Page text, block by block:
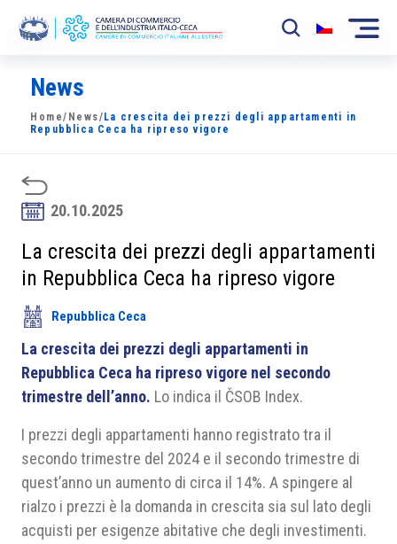
La Camera
News
Sviluppo Mercato
Soci
Partner
Progetti
Area riservata
News
Home/ News/ La crescita dei prezzi degli appartamenti in
Repubblica Ceca ha ripreso vigore
20.10.2025
La crescita dei prezzi degli appartamenti
in Repubblica Ceca ha ripreso vigore
Repubblica Ceca
La crescita dei prezzi degli appartamenti in
Repubblica Ceca ha ripreso vigore nel secondo
trimestre dell’anno. Lo indica il ČSOB Index.
I prezzi degli appartamenti hanno registrato tra il
secondo trimestre del 2024 e il secondo trimestre di
quest’anno un aumento di circa il 14%. A spingere al
rialzo i prezzi è la domanda in crescita sia sul lato degli
acquisti per esigenze abitative che degli investimenti.